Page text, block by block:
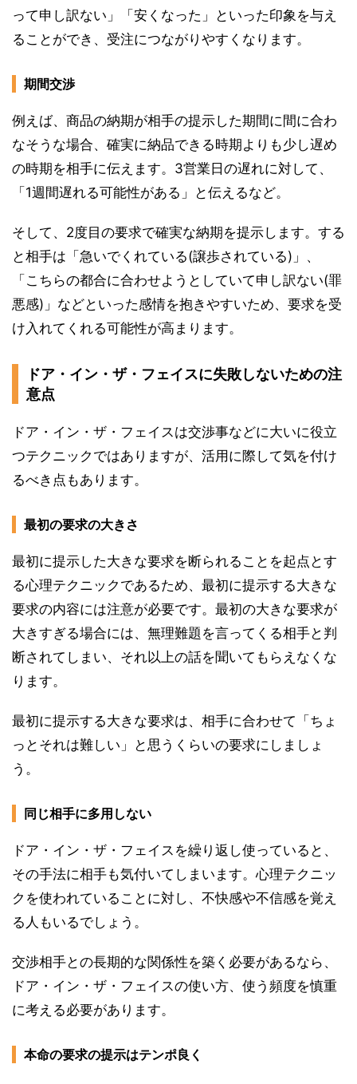
って申し訳ない」「安くなった」といった印象を与え
ることができ、受注につながりやすくなります。
期間交渉
例えば、商品の納期が相手の提示した期間に間に合わ
なそうな場合、確実に納品できる時期よりも少し遅め
の時期を相手に伝えます。3営業日の遅れに対して、
「1週間遅れる可能性がある」と伝えるなど。
そして、2度目の要求で確実な納期を提示します。する
と相手は「急いでくれている(譲歩されている)」、
「こちらの都合に合わせようとしていて申し訳ない(罪
悪感)」などといった感情を抱きやすいため、要求を受
け入れてくれる可能性が高まります。
ドア・イン・ザ・フェイスに失敗しないための注
意点
ドア・イン・ザ・フェイスは交渉事などに大いに役立
つテクニックではありますが、活用に際して気を付け
るべき点もあります。
最初の要求の大きさ
最初に提示した大きな要求を断られることを起点とす
る心理テクニックであるため、最初に提示する大きな
要求の内容には注意が必要です。最初の大きな要求が
大きすぎる場合には、無理難題を言ってくる相手と判
断されてしまい、それ以上の話を聞いてもらえなくな
ります。
最初に提示する大きな要求は、相手に合わせて「ちょ
っとそれは難しい」と思うくらいの要求にしましょ
う。
同じ相手に多用しない
ドア・イン・ザ・フェイスを繰り返し使っていると、
その手法に相手も気付いてしまいます。心理テクニッ
クを使われていることに対し、不快感や不信感を覚え
る人もいるでしょう。
交渉相手との長期的な関係性を築く必要があるなら、
ドア・イン・ザ・フェイスの使い方、使う頻度を慎重
に考える必要があります。
本命の要求の提示はテンポ良く